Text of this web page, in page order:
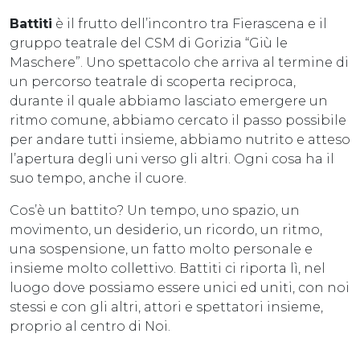
Battiti è il frutto dell’incontro tra Fierascena e il
gruppo teatrale del CSM di Gorizia “Giù le
Maschere”. Uno spettacolo che arriva al termine di
un percorso teatrale di scoperta reciproca,
durante il quale abbiamo lasciato emergere un
ritmo comune, abbiamo cercato il passo possibile
per andare tutti insieme, abbiamo nutrito e atteso
l’apertura degli uni verso gli altri. Ogni cosa ha il
suo tempo, anche il cuore.
Cos’è un battito? Un tempo, uno spazio, un
movimento, un desiderio, un ricordo, un ritmo,
una sospensione, un fatto molto personale e
insieme molto collettivo. Battiti ci riporta lì, nel
luogo dove possiamo essere unici ed uniti, con noi
stessi e con gli altri, attori e spettatori insieme,
proprio al centro di Noi.